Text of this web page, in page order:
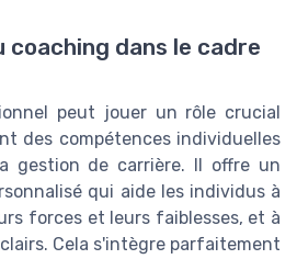
coaching dans le cadre
peut jouer un rôle crucial
des compétences individuelles
gestion de carrière. Il offre un
qui aide les individus à
forces et leurs faiblesses, et à
Cela s'intègre parfaitement